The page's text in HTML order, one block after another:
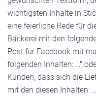
wichtigsten Inhalte in
eine feierliche Rede für
Bäckerei mit den
Post für Facebook mit
folgenden Inhalten: …"
Kunden, dass sich die
mit den diesen Inhalten: